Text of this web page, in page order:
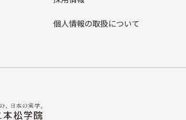
個人情報の取扱について